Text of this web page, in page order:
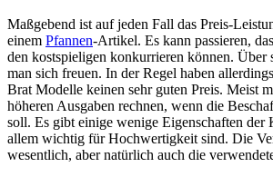
Maßgebend ist auf jeden Fall das Preis-
einem Pfannen-Artikel. Es kann passieren,
den kostspieligen konkurrieren können. Über
man sich freuen. In der Regel haben
Brat Modelle keinen sehr guten Preis. Meist
höheren Ausgaben rechnen, wenn die
soll. Es gibt einige wenige Eigenschaften
allem wichtig für Hochwertigkeit sind. Die
wesentlich, aber natürlich auch die